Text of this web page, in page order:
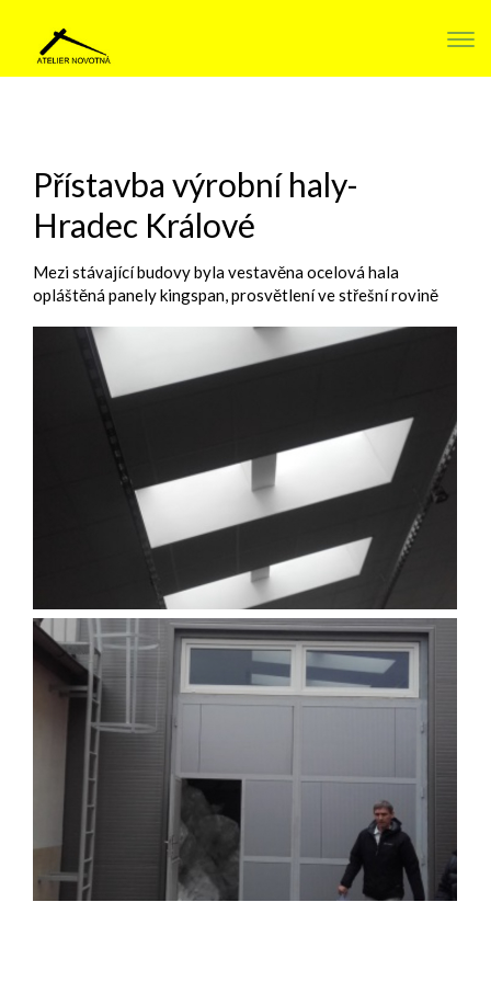
Přístavba výrobní haly-
Hradec Králové
Mezi stávající budovy byla vestavěna ocelová hala
opláštěná panely kingspan, prosvětlení ve střešní rovině